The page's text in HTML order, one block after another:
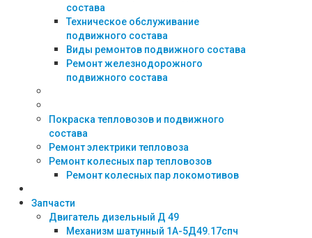
состава
Техническое обслуживание
подвижного состава
Виды ремонтов подвижного состава
Ремонт железнодорожного
подвижного состава
Покраска тепловозов и подвижного
состава
Ремонт электрики тепловоза
Ремонт колесных пар тепловозов
Ремонт колесных пар локомотивов
Запчасти
Двигатель дизельный Д 49
Механизм шатунный 1А-5Д49.17спч